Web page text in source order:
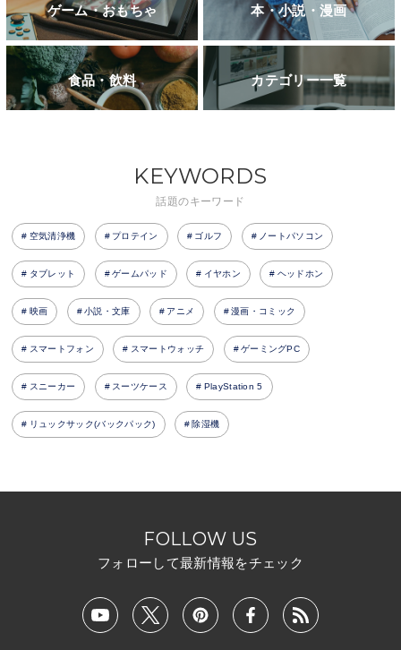
ゲーム・おもちゃ 本・小説・漫画
食品・飲料 カテゴリー一覧
KEYWORDS
話題のキーワード
空気清浄機 プロテイン ゴルフ ノートパソコン
タブレット ゲームパッド イヤホン ヘッドホン
映画 小説・文庫 アニメ 漫画・コミック
スマートフォン スマートウォッチ ゲーミングPC
スニーカー スーツケース PlayStation 5
リュックサック(バックパック) 除湿機
FOLLOW US
フォローして最新情報をチェック